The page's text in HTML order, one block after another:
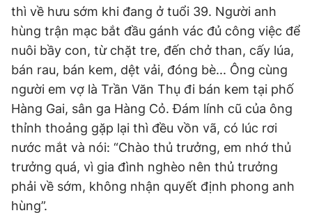
thì về hưu sớm khi đang ở tuổi 39. Người anh
hùng trận mạc bắt đầu gánh vác đủ công việc để
nuôi bầy con, từ chặt tre, đến chở than, cấy lúa,
bán rau, bán kem, dệt vải, đóng bè... Ông cùng
người em vợ là Trần Văn Thụ đi bán kem tại phố
Hàng Gai, sân ga Hàng Cỏ. Đám lính cũ của ông
thỉnh thoảng gặp lại thì đều vồn vã, có lúc rơi
nước mắt và nói: “Chào thủ trưởng, em nhớ thủ
trưởng quá, vì gia đình nghèo nên thủ trưởng
phải về sớm, không nhận quyết định phong anh
hùng”.